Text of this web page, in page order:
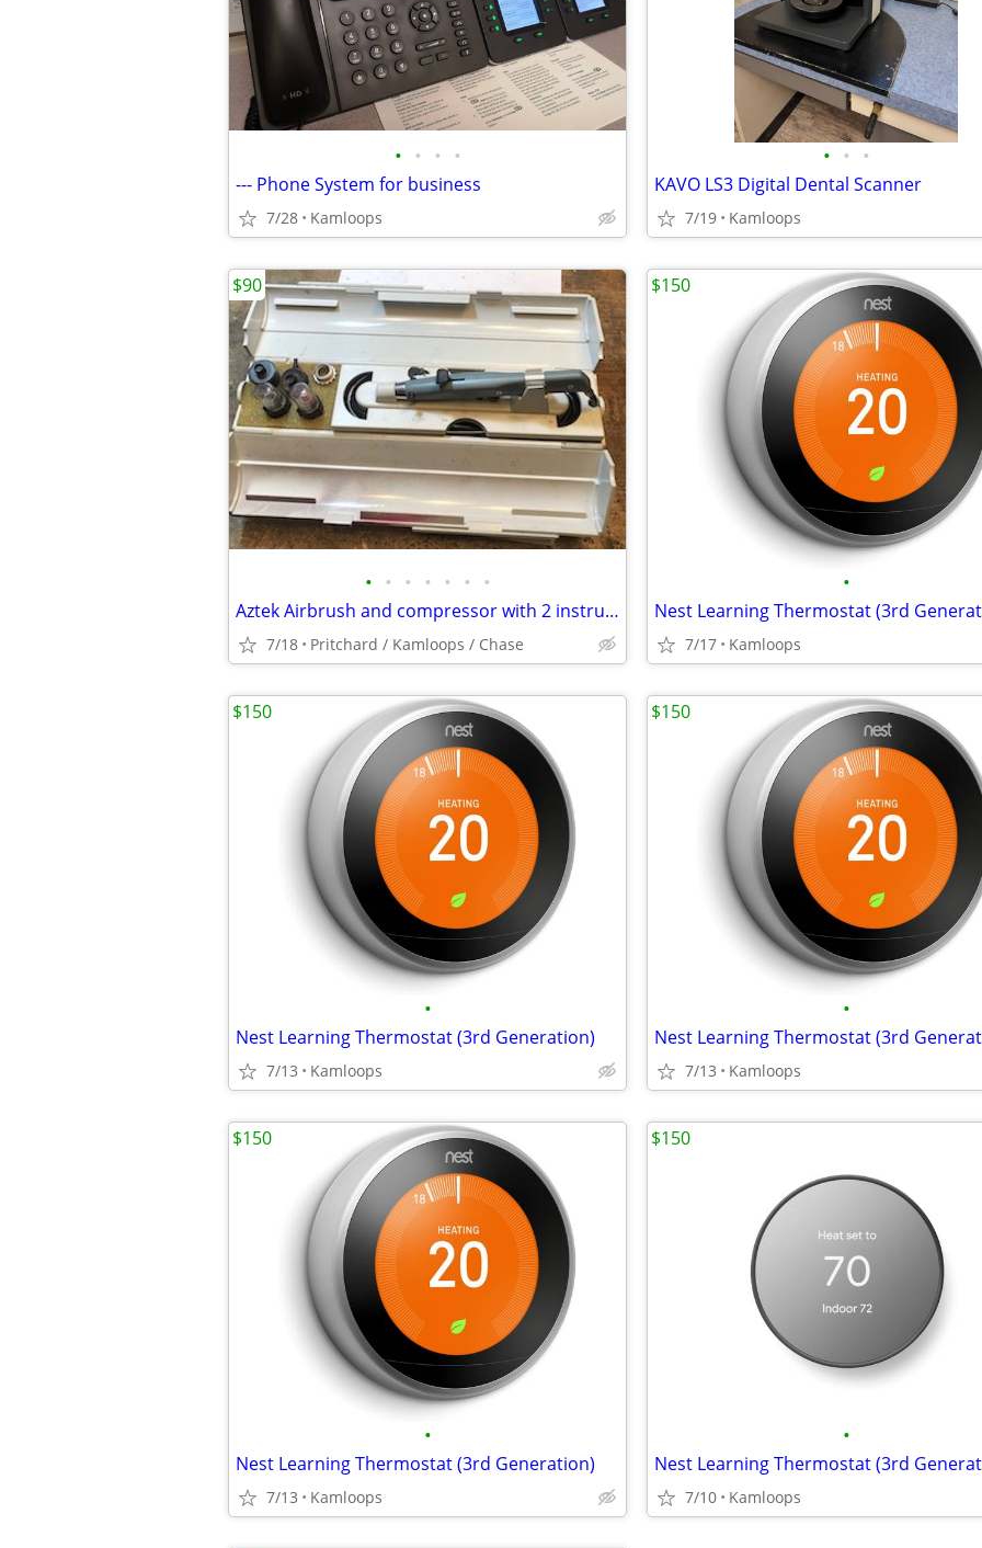
• • • •
--- Phone System for business
7/28 Kamloops
• • •
KAVO LS3 Digital Dental Scanner
7/19 Kamloops
• • • • • • •
Aztek Airbrush and compressor with 2 instruction books - REDUCED
7/18 Pritchard / Kamloops / Chase
$90
•
Nest Learning Thermostat (3rd
7/17 Kamloops
$150
•
Nest Learning Thermostat (3rd Generation)
7/13 Kamloops
$150
•
Nest Learning Thermostat (3rd
7/13 Kamloops
$150
•
Nest Learning Thermostat (3rd Generation)
7/13 Kamloops
$150
•
Nest Learning Thermostat (3rd
7/10 Kamloops
$150